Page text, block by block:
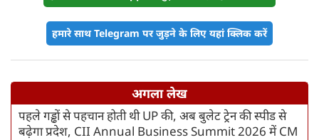
हमारे साथ Telegram पर जुड़ने के लिए यहां क्लिक करें
अगला लेख
पहले गड्ढों से पहचान होती थी UP की, अब बुलेट ट्रेन की स्पीड से
बढ़ेगा प्रदेश, CII Annual Business Summit 2026 में CM